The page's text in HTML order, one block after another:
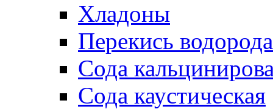
Хладоны
Перекись водорода
Сода
Сода каустическая